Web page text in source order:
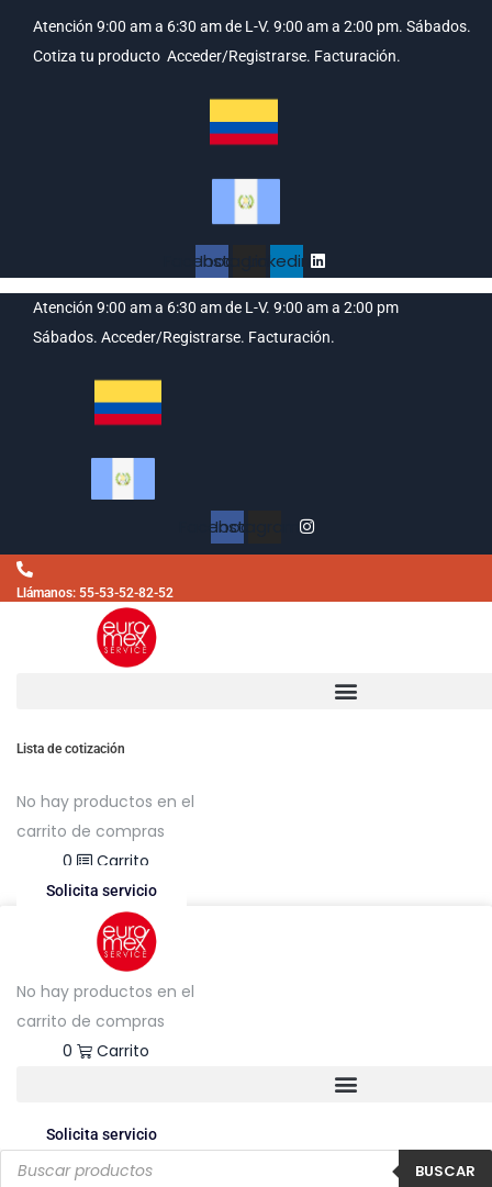
Atención 9:00 am a 6:30 am de L-V. 9:00 am a 2:00 pm. Sábados.
Cotiza tu producto Acceder/Registrarse. Facturación.
Facebook
InstagramLinkedin
Atención 9:00 am a 6:30 am de L-V. 9:00 am a 2:00 pm
Sábados. Acceder/Registrarse. Facturación.
Facebook
Instagram
Llámanos: 55-53-52-82-52
Lista de cotización
No hay productos en el
carrito de compras
0 Carrito
Solicita servicio
No hay productos en el
carrito de compras
0 Carrito
Solicita servicio
Products
search BUSCAR